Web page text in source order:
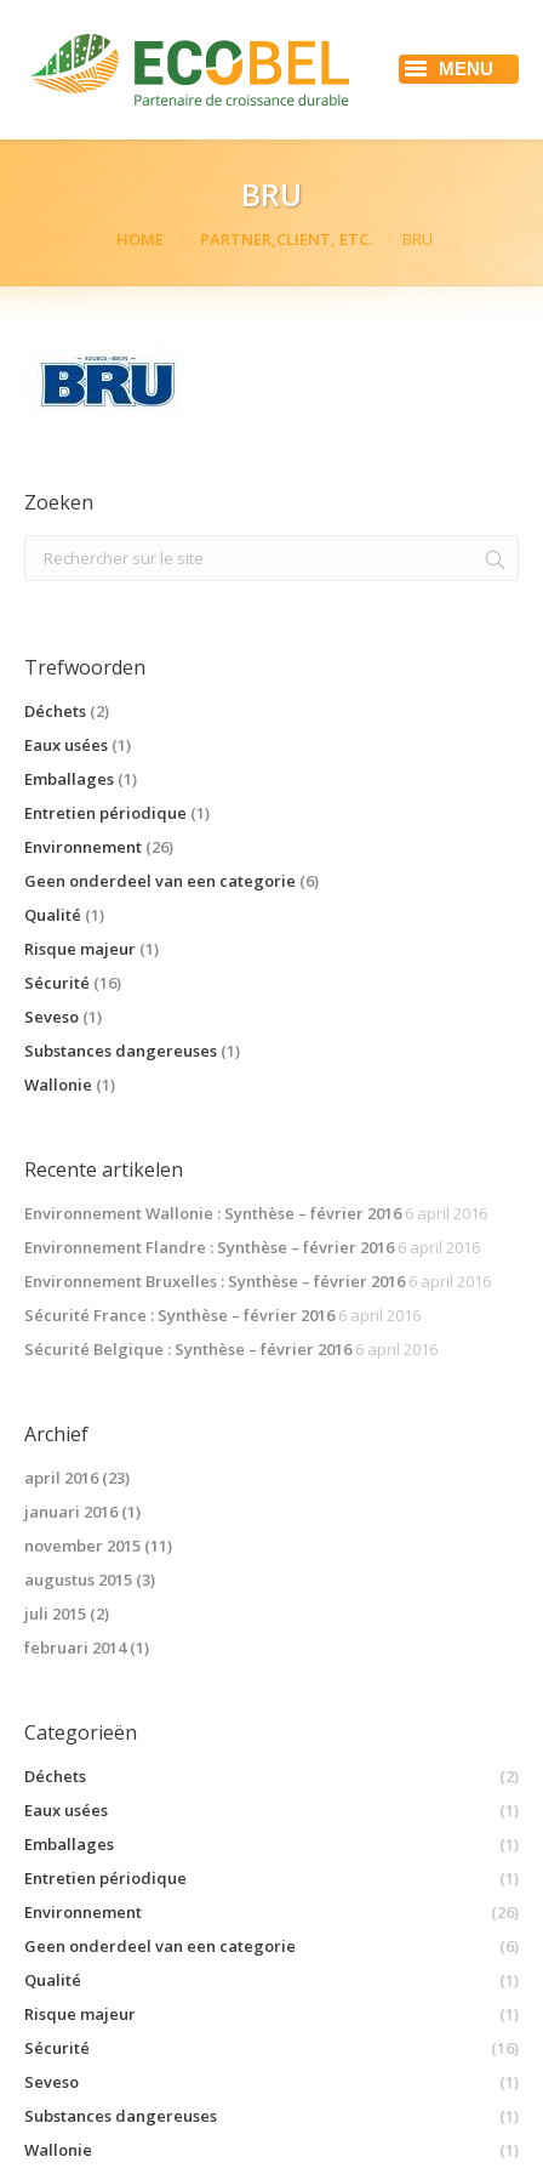
MENU
HOME
REFERENTIES
ACTUALITEIT
JOBS
CONTACT
BRU
You are here:HOME PARTNER,CLIENT, ETC. BRU
Zoeken
Trefwoorden
Déchets (2)
Eaux usées (1)
Emballages (1)
Entretien périodique (1)
Environnement (26)
Geen onderdeel van een categorie (6)
Qualité (1)
Risque majeur (1)
Sécurité (16)
Seveso (1)
Substances dangereuses (1)
Wallonie (1)
Recente artikelen
Environnement Wallonie : Synthèse – février 2016 6 april 2016
Environnement Flandre : Synthèse – février 2016 6 april 2016
Environnement Bruxelles : Synthèse – février 2016 6 april 2016
Sécurité France : Synthèse – février 2016 6 april 2016
Sécurité Belgique : Synthèse – février 2016 6 april 2016
Archief
april 2016(23)
januari 2016(1)
november 2015 (11)
augustus 2015 (3)
juli 2015 (2)
februari 2014(1)
Categorieën
Déchets
(2)
Eaux usées
(1)
Emballages
(1)
Entretien périodique
(1)
Environnement
(26)
Geen onderdeel van een categorie
(6)
Qualité
(1)
Risque majeur
(1)
Sécurité
(16)
Seveso
(1)
Substances dangereuses
(1)
Wallonie
(1)